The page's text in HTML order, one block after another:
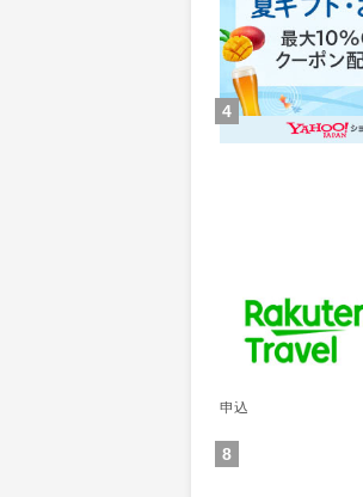
0.46%還元
獲得条件：お買い物
4
ポイント
通常：50ポイント
申込
8